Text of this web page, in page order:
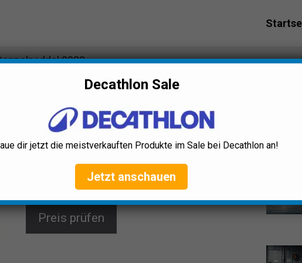
2023
24Move Premium SUP Doppelpaddel
Erlebe ultimative Flexibilität und Komfort mit dem
24Move Doppelpaddel! Einstellbare Länge, robustes
für SUP-Boards, Kajaks und Ruderboote. Perfekt für
deine nächsten Wassersportabenteuer!
Preis prüfen
Decathlon Sale
dir jetzt die meistverkauften Produkte im Sale bei Decathlon an!
Jetzt anschauen